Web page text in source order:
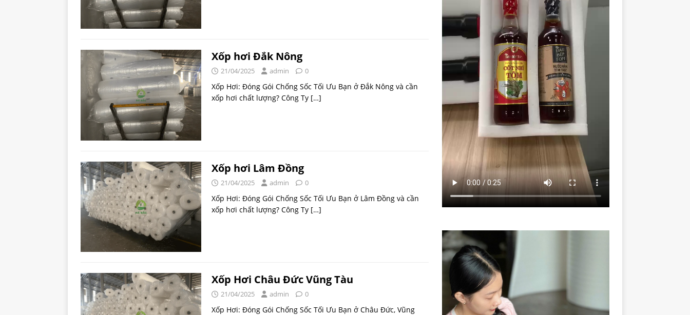
Xốp hơi Đắk Nông
21/04/2025 admin 0
Xốp Hơi: Đóng Gói Chống Sốc Tối Ưu Bạn ở Đắk Nông và cần
xốp hơi chất lượng? Công Ty […]
Xốp hơi Lâm Đồng
21/04/2025 admin 0
Xốp Hơi: Đóng Gói Chống Sốc Tối Ưu Bạn ở Lâm Đồng và cần
xốp hơi chất lượng? Công Ty […]
Xốp Hơi Châu Đức Vũng Tàu
21/04/2025 admin 0
Xốp Hơi: Đóng Gói Chống Sốc Tối Ưu Bạn ở Châu Đức, Vũng